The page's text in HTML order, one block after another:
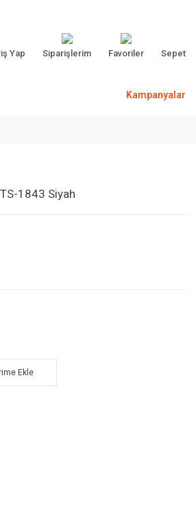
Yap Siparişlerim Favoriler Sepet
Kampanyalar
1843 Siyah